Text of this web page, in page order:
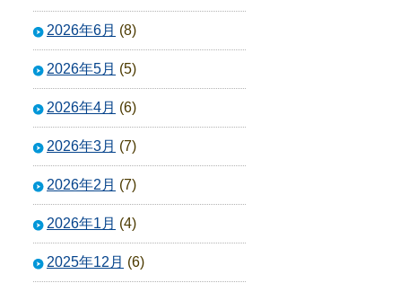
2026年6月 (8)
2026年5月 (5)
2026年4月 (6)
2026年3月 (7)
2026年2月 (7)
2026年1月 (4)
2025年12月 (6)